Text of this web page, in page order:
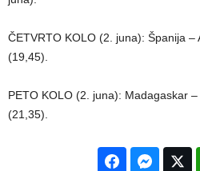
ČETVRTO KOLO (2. juna): Španija –
(19,45).
PETO KOLO (2. juna): Madagaskar –
(21,35).